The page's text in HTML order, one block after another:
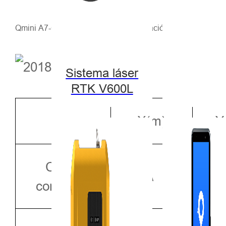
Sistema láser
RTK V600L
Qmini A7-CORS-20170602 Comprobación de precisión
X(m)
Coord
conocida.
\